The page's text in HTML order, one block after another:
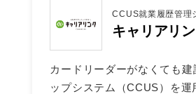
CCUS就業履歴管理
キャリアリ
カードリーダーがなくても建
ップシステム（CCUS）を運